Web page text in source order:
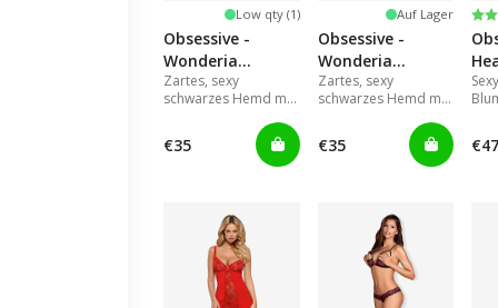
Low qty (1)
Obsessive -
Wonderia
chemise & thong
black L/XL
Zartes, sexy
schwarzes Hemd mit
€35
Auf Lager
Obsessive -
Wonderia
chemise & thong
black S/M
Zartes, sexy
schwarzes Hemd mit
€35